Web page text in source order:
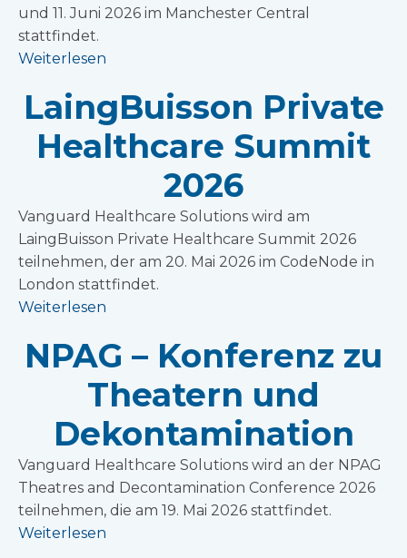
und 11. Juni 2026 im Manchester Central
stattfindet.
Weiterlesen
LaingBuisson Private
Healthcare Summit
2026
Vanguard Healthcare Solutions wird am
LaingBuisson Private Healthcare Summit 2026
teilnehmen, der am 20. Mai 2026 im CodeNode in
London stattfindet.
Weiterlesen
NPAG – Konferenz zu
Theatern und
Dekontamination
Vanguard Healthcare Solutions wird an der NPAG
Theatres and Decontamination Conference 2026
teilnehmen, die am 19. Mai 2026 stattfindet.
Weiterlesen